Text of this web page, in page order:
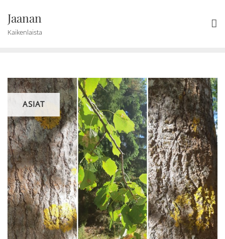
content
Jaanan
Kaikenlaista
ASIAT